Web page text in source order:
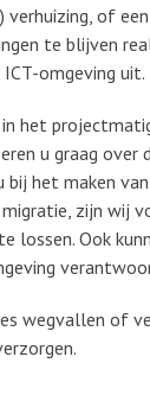
verhuizing, of
te blijven
ICT-omgeving uit.
in het
u graag
bij het maken
zijn wij
lossen. Ook
wegvallen of